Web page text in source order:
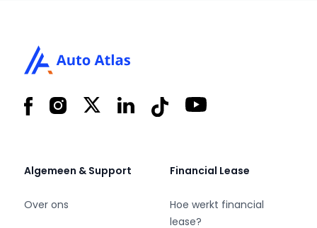
FacebookInstagram
X LinkedInTiktok YouTube
Algemeen & Support
Over ons
Financial Lease
Hoe werkt financial
lease?